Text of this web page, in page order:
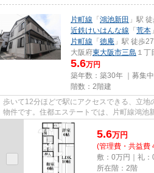
片町線 「 鴻池新田 」駅
近鉄けいはんな線 「 荒本
片町線 「 徳庵 」駅 徒歩
大阪府東大阪市三島 １丁
5.6万円
築年数：築30年 ｜募集中
階数：2階建
歩いて12分ほどで駅にアクセスできる、立
物件です。住都エステートでは、片町線鴻池
を取り扱っております。駅か...
5.6万円
(管理費・共益費
敷：0万円｜礼：
所在階：2階